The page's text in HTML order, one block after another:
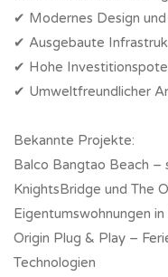
✔ Modernes Design
✔ Ausgebaute
✔ Hohe
✔ Umweltfreundlicher
Bekannte Projekte:
Balco Bangtao Beach –
KnightsBridge und The
Eigentumswohnungen
Origin Plug & Play –
Technologien